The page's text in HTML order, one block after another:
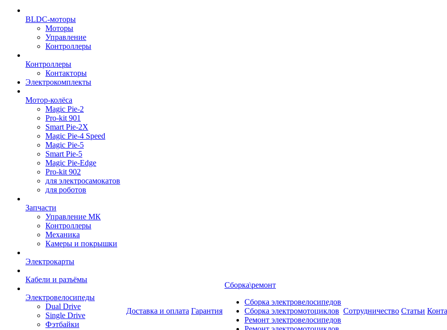
BLDC-моторы
Моторы
Управление
Контроллеры
Контроллеры
Контакторы
Электрокомплекты
Мотор-колёса
Magic Pie-2
Pro-kit 901
Smart Pie-2X
Magic Pie-4 Speed
Magic Pie-5
Smart Pie-5
Magic Pie-Edge
Pro-kit 902
для электросамокатов
для роботов
Запчасти
Управление МК
Контроллеры
Механика
Камеры и покрышки
Электрокарты
Кабели и разъёмы
Электровелосипеды
Dual Drive
Single Drive
Фэтбайки
Доставка и оплата Гарантия
Сборка\ремонт
Сборка электровелосипедов
Сборка электромотоциклов
Ремонт электровелосипедов
Сотрудничество Статьи